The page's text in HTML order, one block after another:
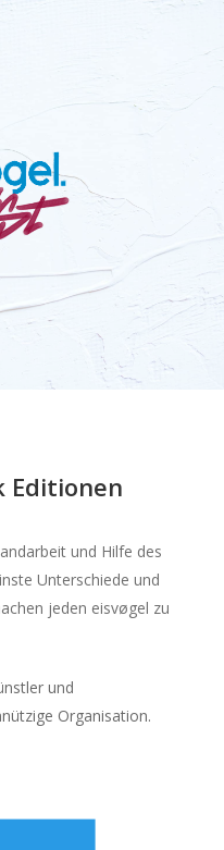
Editionen
und Hilfe des
Unterschiede und
jeden eisvøgel zu
und
Organisation.